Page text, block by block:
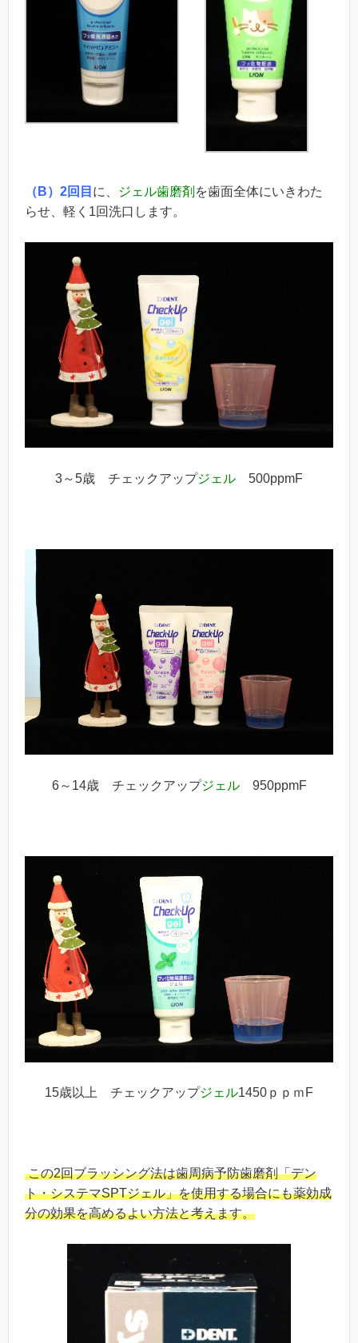
（B）2回目 に、 ジェル歯磨剤 を歯面全体にいきわた
らせ、軽く1回洗口します。
3～5歳 チェックアップジェル 500ppmF
6～14歳 チェックアップジェル950ppmF
15歳以上 チェックアップジェル1450ｐｐｍF
この2回ブラッシング法は歯周病予防歯磨剤「デン
ト・システマSPTジェル」を使用する場合にも薬効成
分の効果を高めるよい方法と考えます。